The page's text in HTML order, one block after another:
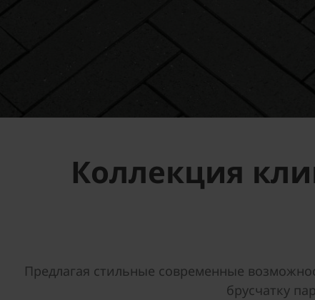
Коллекция
Предлагая стильные современные
брусчатку